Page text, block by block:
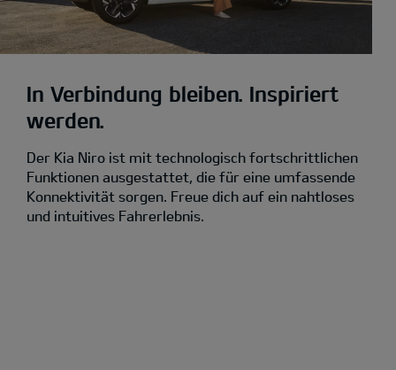
In Verbindung bleiben. Inspiriert
werden.
Der Kia Niro ist mit technologisch fortschrittlichen
Funktionen ausgestattet, die für eine umfassende
Konnektivität sorgen. Freue dich auf ein nahtloses
und intuitives Fahrerlebnis.